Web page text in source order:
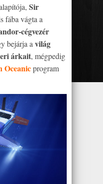
Sir
fába vágta a
cégvezér
bejárja a világ
árkait, mégpedig
Oceanicprogram